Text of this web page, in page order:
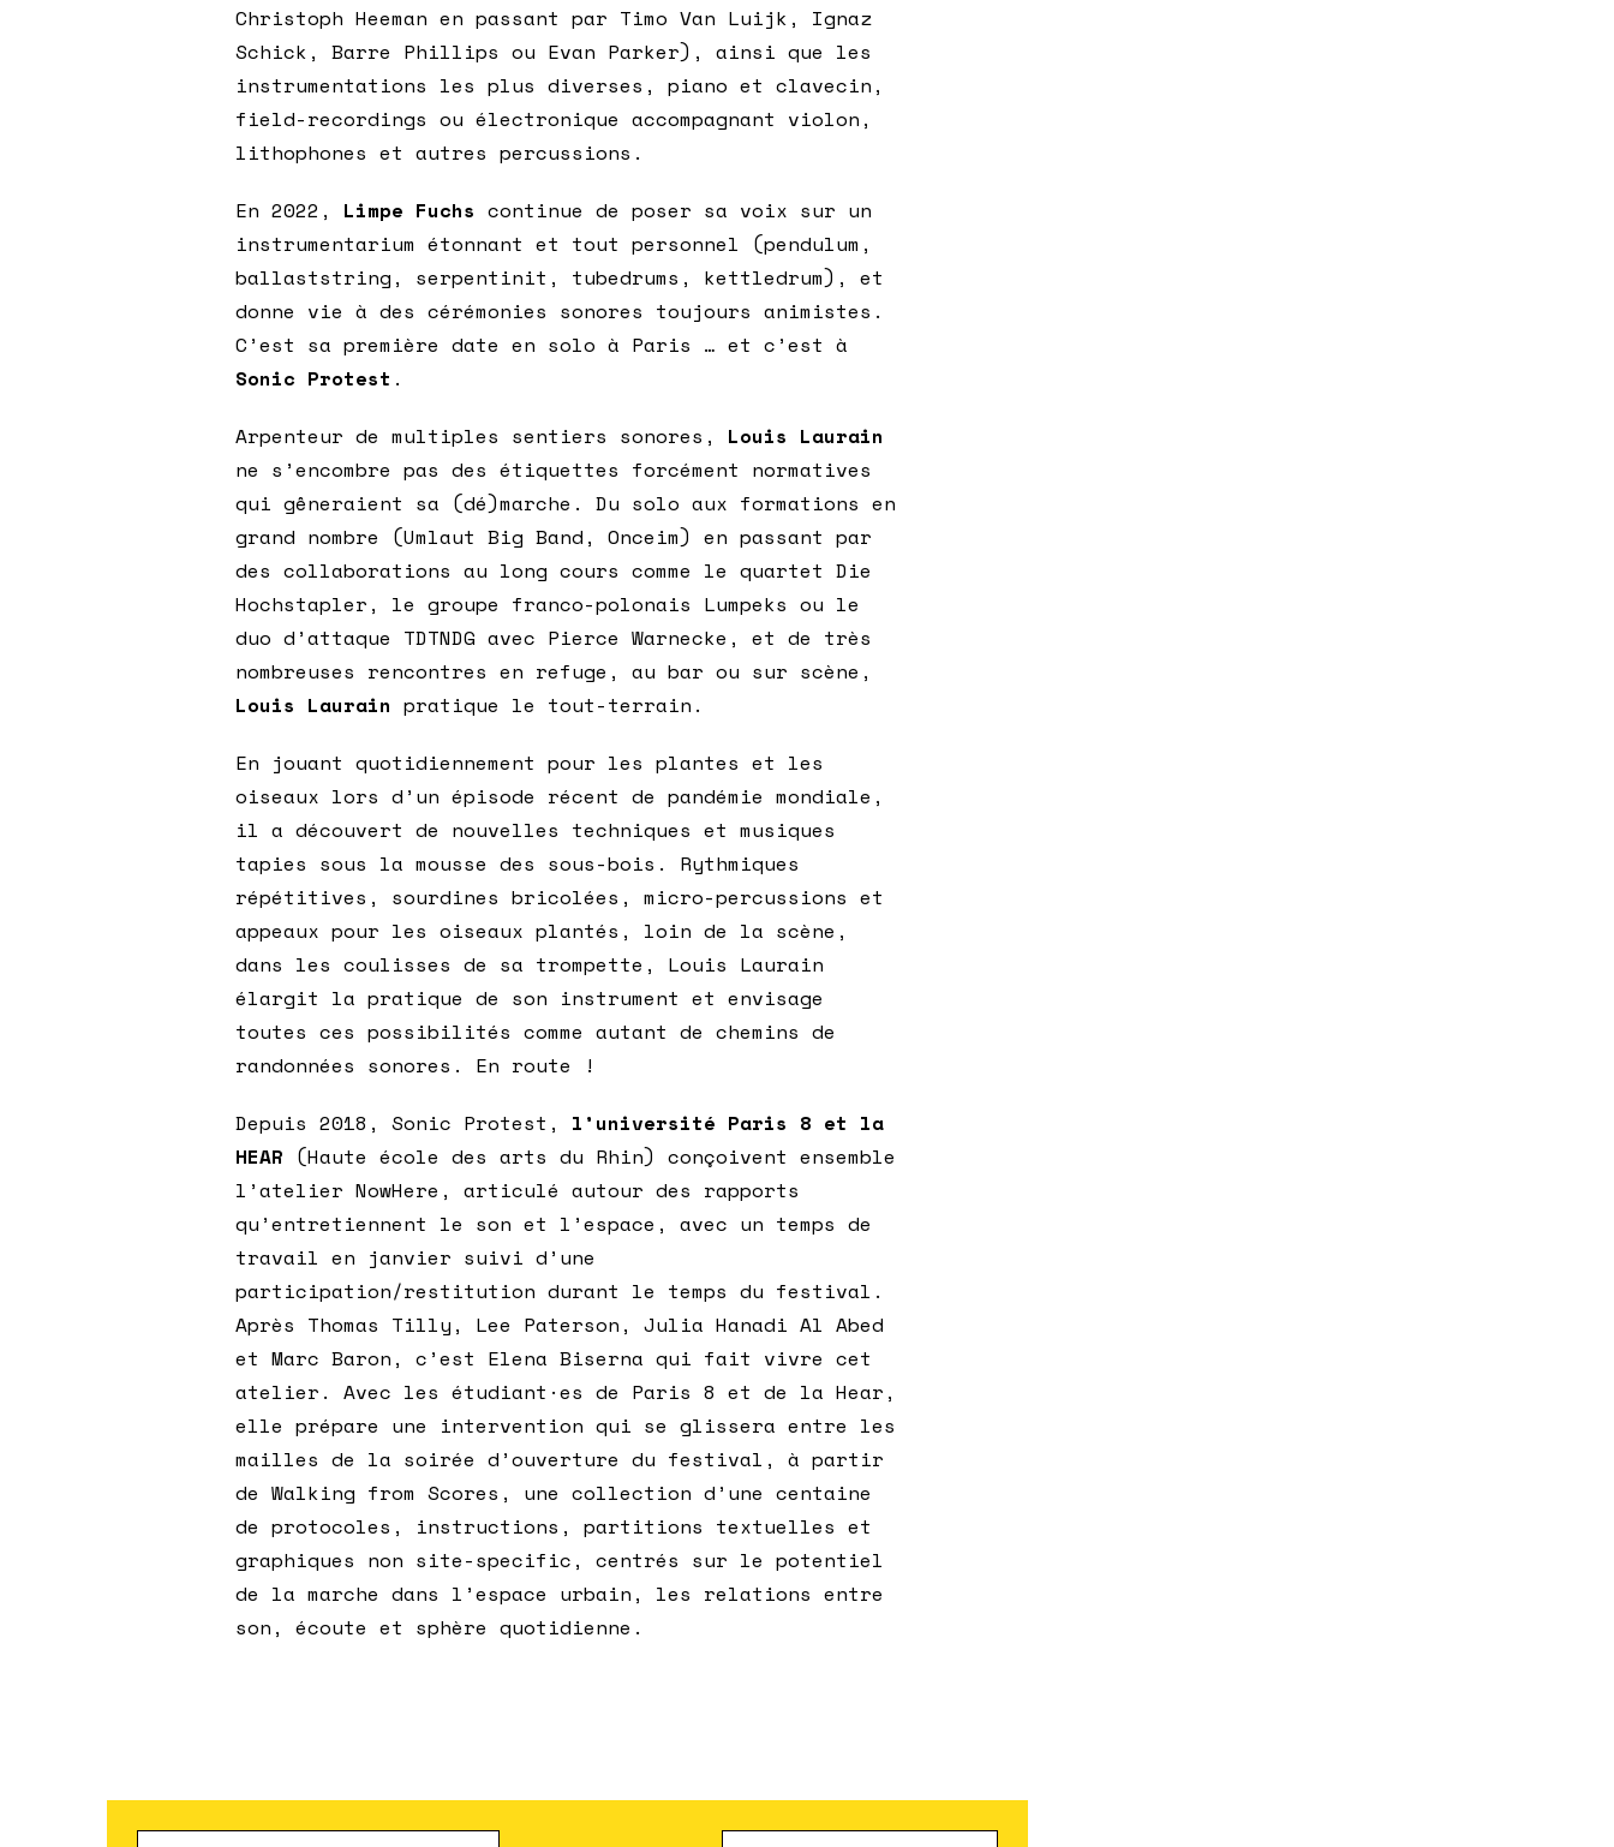
Christoph Heeman en passant par Timo Van Luijk, Ignaz
Schick, Barre Phillips ou Evan Parker), ainsi que les
instrumentations les plus diverses, piano et clavecin,
field-recordings ou électronique accompagnant violon,
lithophones et autres percussions.
En 2022, Limpe Fuchs continue de poser sa voix sur un
instrumentarium étonnant et tout personnel (pendulum,
ballaststring, serpentinit, tubedrums, kettledrum), et
donne vie à des cérémonies sonores toujours animistes.
C’est sa première date en solo à Paris … et c’est à
Sonic Protest .
Arpenteur de multiples sentiers sonores, Louis Laurain
ne s’encombre pas des étiquettes forcément normatives
qui gêneraient sa (dé)marche. Du solo aux formations en
grand nombre (Umlaut Big Band, Onceim) en passant par
des collaborations au long cours comme le quartet Die
Hochstapler, le groupe franco-polonais Lumpeks ou le
duo d’attaque TDTNDG avec Pierce Warnecke, et de très
nombreuses rencontres en refuge, au bar ou sur scène,
Louis Laurain pratique le tout-terrain.
En jouant quotidiennement pour les plantes et les
oiseaux lors d’un épisode récent de pandémie mondiale,
il a découvert de nouvelles techniques et musiques
tapies sous la mousse des sous-bois. Rythmiques
répétitives, sourdines bricolées, micro-percussions et
appeaux pour les oiseaux plantés, loin de la scène,
dans les coulisses de sa trompette, Louis Laurain
élargit la pratique de son instrument et envisage
toutes ces possibilités comme autant de chemins de
randonnées sonores. En route !
Depuis 2018, Sonic Protest, l’université Paris 8 et la
HEAR (Haute école des arts du Rhin) conçoivent ensemble
l’atelier NowHere, articulé autour des rapports
qu’entretiennent le son et l’espace, avec un temps de
travail en janvier suivi d’une
participation/restitution durant le temps du festival.
Après Thomas Tilly, Lee Paterson, Julia Hanadi Al Abed
et Marc Baron, c’est Elena Biserna qui fait vivre cet
atelier. Avec les étudiant·es de Paris 8 et de la Hear,
elle prépare une intervention qui se glissera entre les
mailles de la soirée d’ouverture du festival, à partir
de Walking from Scores, une collection d’une centaine
de protocoles, instructions, partitions textuelles et
graphiques non site-specific, centrés sur le potentiel
de la marche dans l’espace urbain, les relations entre
son, écoute et sphère quotidienne.